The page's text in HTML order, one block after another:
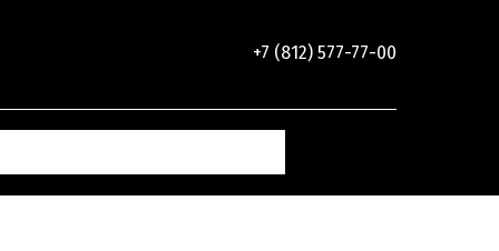
+7 (812) 577-77-00